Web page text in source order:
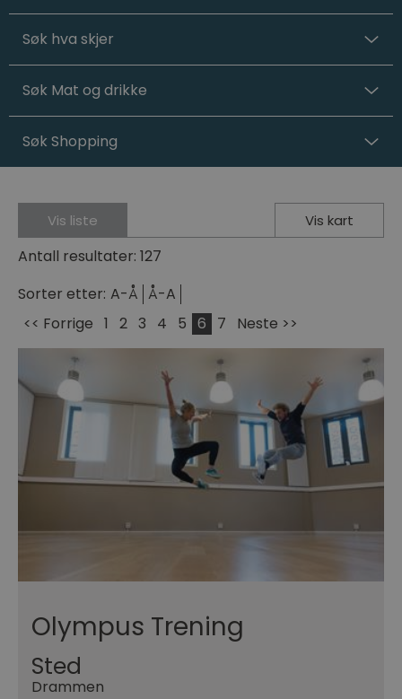
Søk hva skjer
Søk Mat og drikke
Søk Shopping
Vis liste Vis kart
Antall resultater: 127
Sorter etter: A-Å Å-A
<< Forrige 1 2 3 4 5 6 7 Neste >>
Olympus Trening
Sted
Drammen